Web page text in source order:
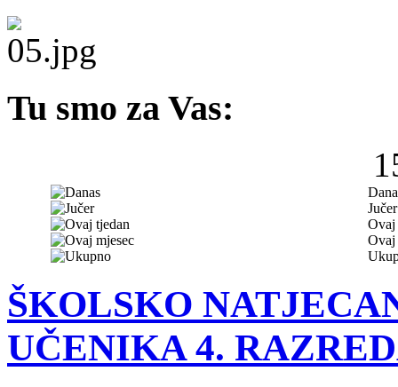
Tu smo za Vas:
Jučer
Ovaj
Ovaj
ŠKOLSKO
UČENIKA 4.